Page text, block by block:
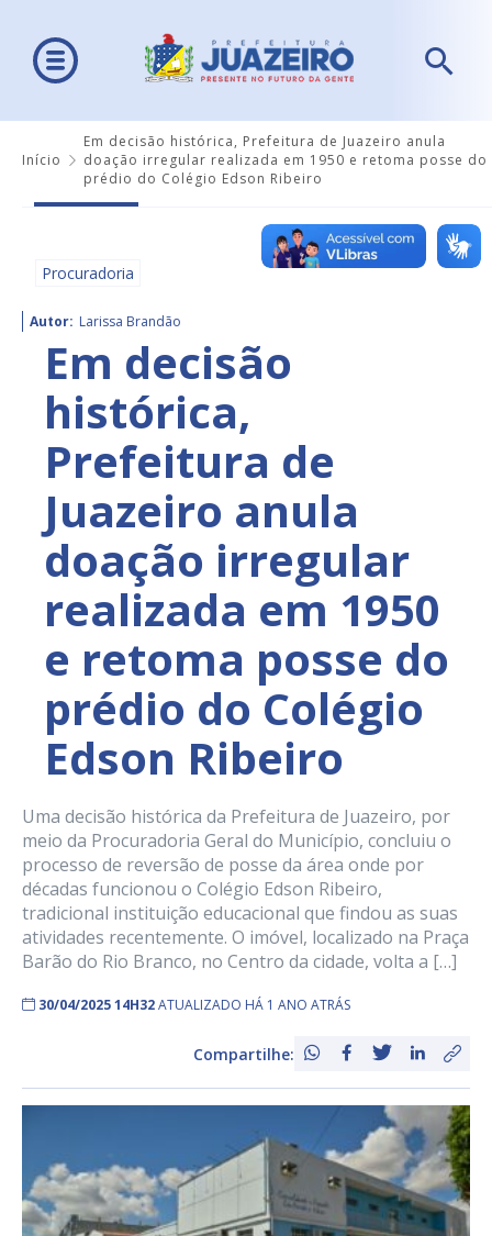
Início
Em decisão histórica, Prefeitura de Juazeiro anula
doação irregular realizada em 1950 e retoma posse do
prédio do Colégio Edson Ribeiro
Procuradoria
Autor: Larissa Brandão
Em decisão
histórica,
Prefeitura de
Juazeiro anula
doação irregular
realizada em 1950
e retoma posse do
prédio do Colégio
Edson Ribeiro
Uma decisão histórica da Prefeitura de Juazeiro, por
meio da Procuradoria Geral do Município, concluiu o
processo de reversão de posse da área onde por
décadas funcionou o Colégio Edson Ribeiro,
tradicional instituição educacional que findou as suas
atividades recentemente. O imóvel, localizado na Praça
Barão do Rio Branco, no Centro da cidade, volta a […]
30/04/2025 14H32ATUALIZADO HÁ 1 ANO ATRÁS
Compartilhe: